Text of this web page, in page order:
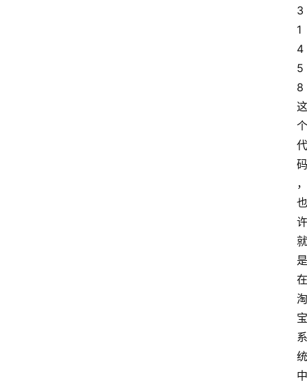
3
1
4
5
8
这
个
代
码
，
也
许
就
是
在
淘
宝
系
统
中